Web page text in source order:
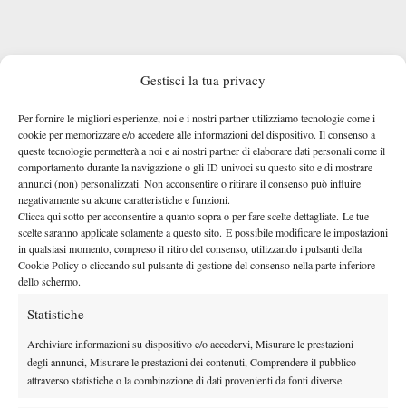
Gestisci la tua privacy
Per fornire le migliori esperienze, noi e i nostri partner utilizziamo tecnologie come i
cookie per memorizzare e/o accedere alle informazioni del dispositivo. Il consenso a
queste tecnologie permetterà a noi e ai nostri partner di elaborare dati personali come il
comportamento durante la navigazione o gli ID univoci su questo sito e di mostrare
annunci (non) personalizzati. Non acconsentire o ritirare il consenso può influire
negativamente su alcune caratteristiche e funzioni.
Clicca qui sotto per acconsentire a quanto sopra o per fare scelte dettagliate. Le tue
scelte saranno applicate solamente a questo sito. È possibile modificare le impostazioni
in qualsiasi momento, compreso il ritiro del consenso, utilizzando i pulsanti della
Cookie Policy o cliccando sul pulsante di gestione del consenso nella parte inferiore
dello schermo.
Statistiche
Archiviare informazioni su dispositivo e/o accedervi, Misurare le prestazioni
degli annunci, Misurare le prestazioni dei contenuti, Comprendere il pubblico
attraverso statistiche o la combinazione di dati provenienti da fonti diverse.
TAGGED: Marin Suica